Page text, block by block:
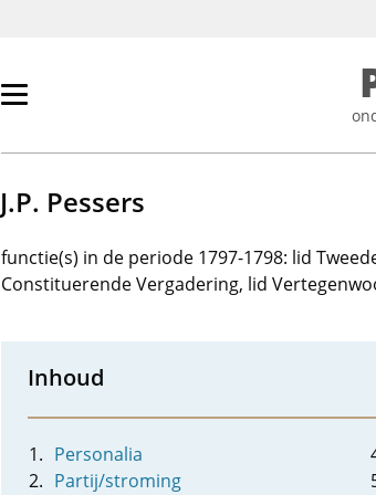
Primair
tonen/verbergen
J.P. Pessers
functie(s) in de periode 1797-1798: lid
Constituerende Vergadering, lid
Inhoud
Personalia
Partij/stroming